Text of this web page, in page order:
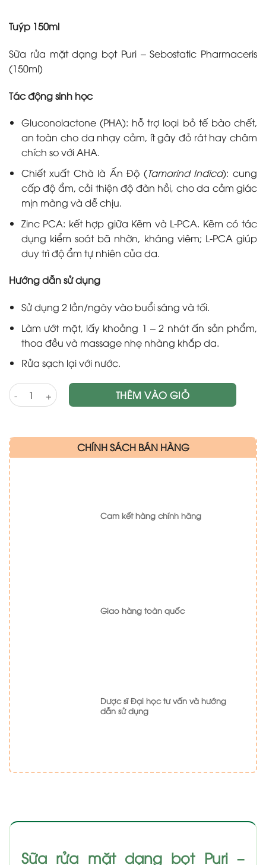
Tuýp 150ml
Sữa rửa mặt dạng bọt Puri – Sebostatic Pharmaceris
(150ml)
Tác động sinh học
Gluconolactone (PHA): hỗ trợ loại bỏ tế bào chết,
an toàn cho da nhạy cảm, ít gây đỏ rát hay châm
chích so với AHA.
Chiết xuất Chà là Ấn Độ (Tamarind Indica): cung
cấp độ ẩm, cải thiện độ đàn hồi, cho da cảm giác
mịn màng và dễ chịu.
Zinc PCA: kết hợp giữa Kẽm và L-PCA. Kẽm có tác
dụng kiểm soát bã nhờn, kháng viêm; L-PCA giúp
duy trì độ ẩm tự nhiên của da.
Hướng dẫn sử dụng
Sử dụng 2 lần/ngày vào buổi sáng và tối.
Làm ướt mặt, lấy khoảng 1 – 2 nhát ấn sản phẩm,
thoa đều và massage nhẹ nhàng khắp da.
Rửa sạch lại với nước.
Sữa rửa mặt dạng bọt Puri - Sebostatic Pharmaceris (150ml) số
THÊM VÀO GIỎ
CHÍNH SÁCH BÁN HÀNG
Cam kết hàng chính hãng
Giao hàng toàn quốc
Dược sĩ Đại học tư vấn và hướng
dẫn sử dụng
Sữa rửa mặt dạng bọt Puri –